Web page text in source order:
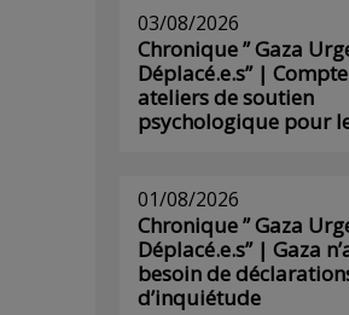
03/08/2026
Chronique ” Gaza
Déplacé.e.s” |
ateliers de soutien
psychologique pour
01/08/2026
Chronique ” Gaza
Déplacé.e.s” | Gaza
besoin de
d’inquiétude